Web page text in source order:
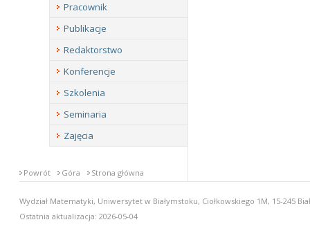
Pracownik
Publikacje
Redaktorstwo
Konferencje
Szkolenia
Seminaria
Zajęcia
Powrót Góra Strona główna
Wydział Matematyki, Uniwersytet w Białymstoku, Ciołkowskiego 1M, 15-245
Ostatnia aktualizacja: 2026-05-04